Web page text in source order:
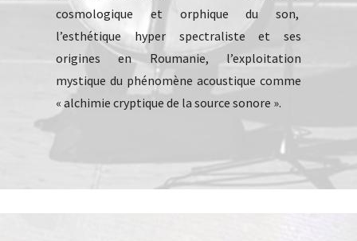
cosmologique et orphique du son,
l’esthétique hyper spectraliste et ses
origines en Roumanie, l’exploitation
mystique du phénomène acoustique comme
« alchimie cryptique de la source sonore ».